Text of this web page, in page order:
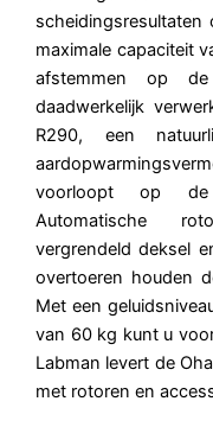
maximale capaciteit
afstemmen op
daadwerkelijk
R290, een
voorloopt op de
Automatische
vergrendeld deksel
overtoeren houden
Met een
van 60 kg kunt u
Labman levert de
met rotoren en